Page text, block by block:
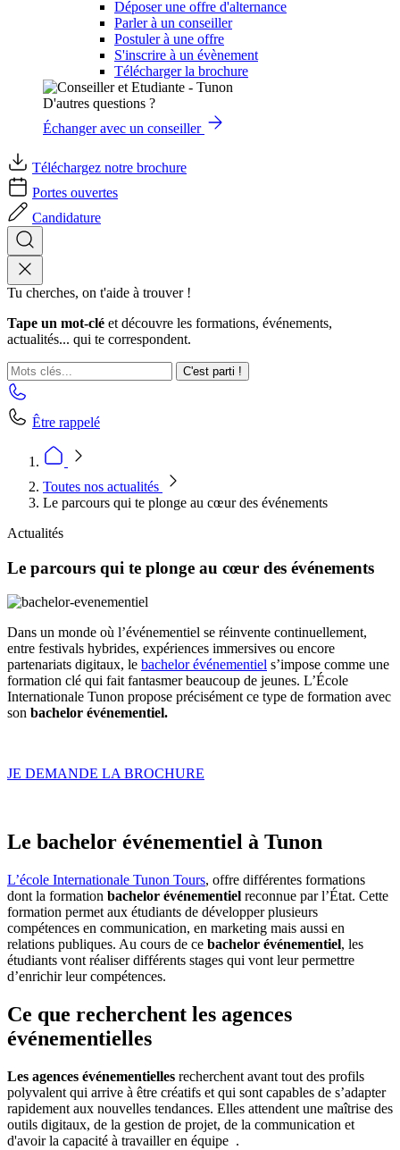
Déposer une offre d'alternance
Parler à un conseiller
Postuler à une offre
S'inscrire à un évènement
Télécharger la brochure
D'autres questions ?
Échanger avec un conseiller
Téléchargez notre brochure
Portes ouvertes
Candidature
Tu cherches, on t'aide à trouver !
Tape un mot-clé et découvre les formations, événements,
actualités... qui te correspondent.
C'est parti !
Être rappelé
Toutes nos actualités
Le parcours qui te plonge au cœur des événements
Actualités
Le parcours qui te plonge au cœur des événements
Dans un monde où l’événementiel se réinvente continuellement,
entre festivals hybrides, expériences immersives ou encore
partenariats digitaux, le bachelor événementiel s’impose comme une
formation clé qui fait fantasmer beaucoup de jeunes. L’École
Internationale Tunon propose précisément ce type de formation avec
son bachelor événementiel.
JE DEMANDE LA BROCHURE
Le bachelor événementiel à Tunon
L’école Internationale Tunon Tours, offre différentes formations
dont la formation bachelor événementiel reconnue par l’État. Cette
formation permet aux étudiants de développer plusieurs
compétences en communication, en marketing mais aussi en
relations publiques. Au cours de ce bachelor événementiel, les
étudiants vont réaliser différents stages qui vont leur permettre
d’enrichir leur compétences.
Ce que recherchent les agences
événementielles
Les agences événementielles recherchent avant tout des profils
polyvalent qui arrive à être créatifs et qui sont capables de s’adapter
rapidement aux nouvelles tendances. Elles attendent une maîtrise des
outils digitaux, de la gestion de projet, de la communication et
d'avoir la capacité à travailler en équipe .